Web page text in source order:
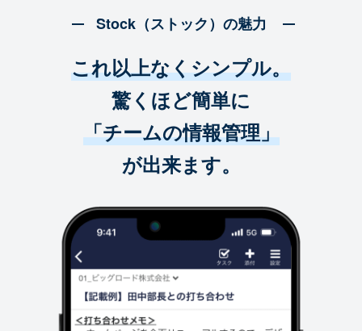
Stock（ストック）の魅力
これ以上なくシンプル。
驚くほど簡単に
「チームの情報管理」
が出来ます。